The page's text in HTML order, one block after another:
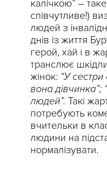
калічкою” –
співчутливе!)
людей з
днів із життя
герой, хай і в
транслює
жінок: “У
вона дівчинка”;
людей”. Такі
потребують
вчительки в
людини на
нормалізувати.